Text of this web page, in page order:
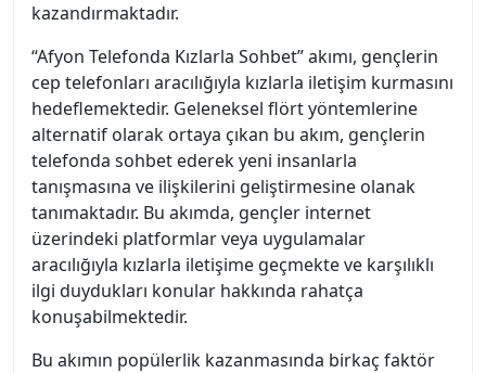
kazandırmaktadır.
“Afyon Telefonda Kızlarla Sohbet” akımı, gençlerin
cep telefonları aracılığıyla kızlarla iletişim kurmasını
hedeflemektedir. Geleneksel flört yöntemlerine
alternatif olarak ortaya çıkan bu akım, gençlerin
telefonda sohbet ederek yeni insanlarla
tanışmasına ve ilişkilerini geliştirmesine olanak
tanımaktadır. Bu akımda, gençler internet
üzerindeki platformlar veya uygulamalar
aracılığıyla kızlarla iletişime geçmekte ve karşılıklı
ilgi duydukları konular hakkında rahatça
konuşabilmektedir.
Bu akımın popülerlik kazanmasında birkaç faktör